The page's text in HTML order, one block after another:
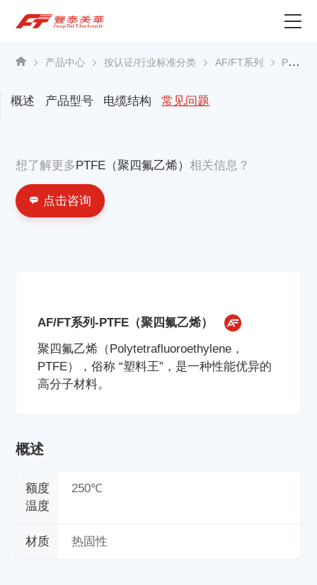
为什么选择丰泰？
产品中心
资讯中心
联系我们
产品中心 按认证/行业标准分类 AF/FT系列 PTFE（聚四氟乙烯）
概述 产品型号 电缆结构 常见问题
想了解更多 PTFE（聚四氟乙烯）相关信息？
点击咨询
AF/FT系列-PTFE（聚四氟乙烯）
聚四氟乙烯（Polytetrafluoroethylene，
PTFE），俗称 “塑料王”，是一种性能优异的
高分子材料。
概述
额度
温度
250℃
材质 热固性